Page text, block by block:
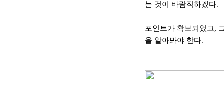
는 것이 바람직하겠다.
포인트가 확보되었고,
을 알아봐야 한다.